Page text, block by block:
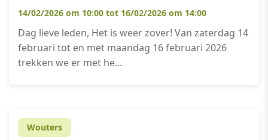
14/02/2026 om 10:00 tot 16/02/2026 om 14:00
Dag lieve leden, Het is weer zover! Van zaterdag 14
februari tot en met maandag 16 februari 2026
trekken we er met he...
Wouters